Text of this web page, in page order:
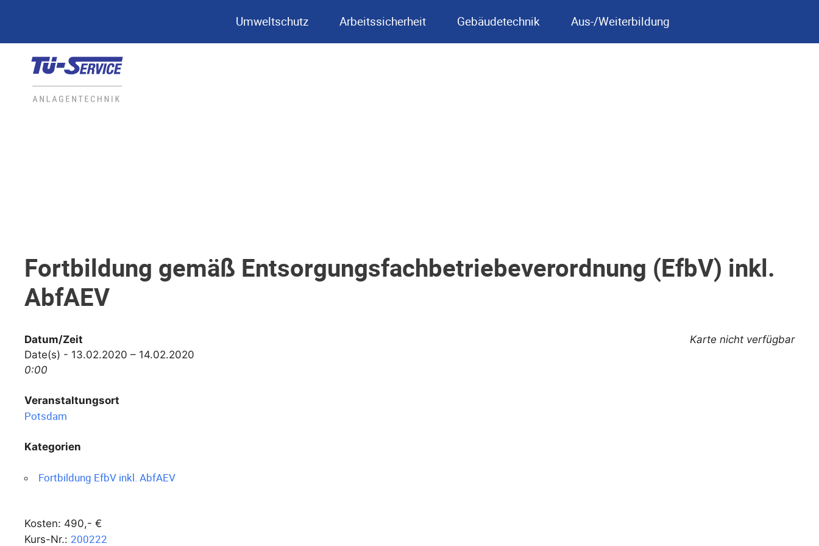
Umweltschutz Arbeitssicherheit Gebäudetechnik Aus-/Weiterbildung
Fortbildung gemäß Entsorgungsfachbetriebeverordnung (EfbV) inkl.
AbfAEV
Karte nicht verfügbar
Datum/Zeit
Date(s) - 13.02.2020 – 14.02.2020
0:00
Veranstaltungsort
Potsdam
Kategorien
Fortbildung EfbV inkl. AbfAEV
Kosten: 490,- €
Kurs-Nr.: 200222